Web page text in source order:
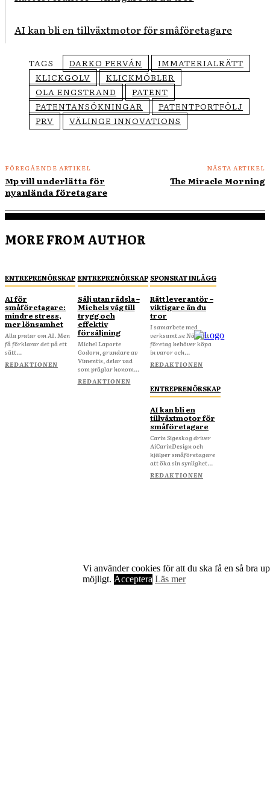
AI kan bli en tillväxtmotor för småföretagare
TAGS DARKO PERVÁN
IMMATERIALRÄTT
KLICKGOLV
KLICKMÖBLER
OLA ENGSTRAND
PATENT
PATENTANSÖKNINGAR
PATENTPORTFÖLJ
PRV
VÄLINGE INNOVATIONS
FÖREGÅENDE ARTIKEL
Mp vill underlätta för
nyanlända företagare
NÄSTA ARTIKEL
The Miracle Morning
MORE FROM AUTHOR
ENTREPRENÖRSKAP
AI för
småföretagare:
mindre stress,
mer lönsamhet
Alla pratar om AI. Men
få förklarar det på ett
sätt...
REDAKTIONEN
ENTREPRENÖRSKAP
Sälj utan rädsla –
Michels väg till
trygg och
effektiv
försäljning
Michel Laporte
Godorn, grundare av
Vimentis, delar vad
som präglar honom...
REDAKTIONEN
SPONSRAT INLÄGG
Rätt leverantör –
viktigare än du
tror
I samarbete med
verksamt.se När ditt
företag behöver köpa
in varor och...
REDAKTIONEN
ENTREPRENÖRSKAP
AI kan bli en
tillväxtmotor för
småföretagare
Carin Sigeskog driver
AiCarinDesign och
hjälper småföretagare
att öka sin synlighet...
REDAKTIONEN
Vi använder cookies för att du ska få en så bra
möjligt. Acceptera Läs mer